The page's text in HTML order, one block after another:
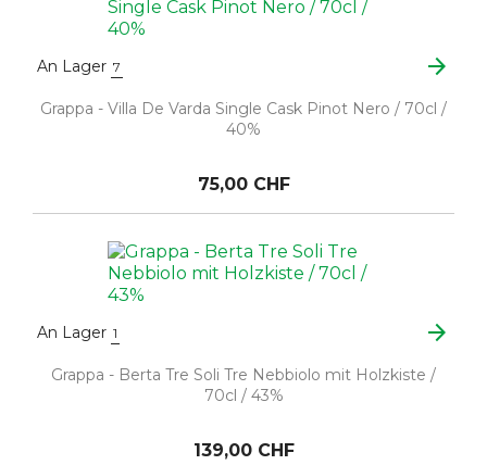
An Lager 7 arrow_forward
Grappa - Villa De Varda Single Cask Pinot Nero / 70cl /
40%
75,00 CHF
An Lager 1 arrow_forward
Grappa - Berta Tre Soli Tre Nebbiolo mit Holzkiste /
70cl / 43%
139,00 CHF